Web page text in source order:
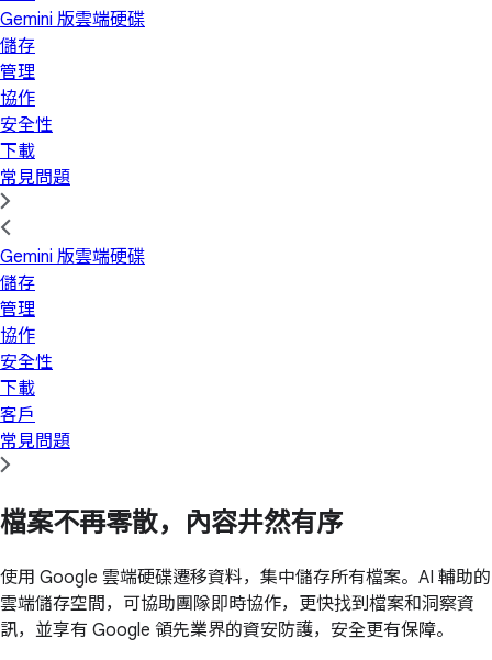
Gemini 版雲端硬碟
儲存
管理
協作
安全性
下載
常見問題
Gemini 版雲端硬碟
儲存
管理
協作
安全性
下載
客戶
常見問題
檔案不再零散，內容井然有序
使用 Google 雲端硬碟遷移資料，集中儲存所有檔案。AI 輔助的
雲端儲存空間，可協助團隊即時協作，更快找到檔案和洞察資
訊，並享有 Google 領先業界的資安防護，安全更有保障。